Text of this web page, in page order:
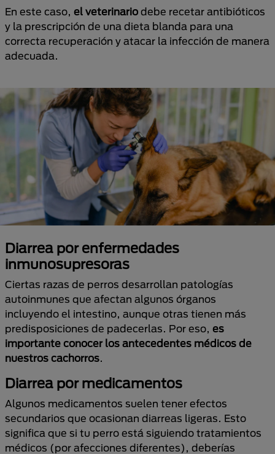
En este caso, el veterinario debe recetar antibióticos
y la prescripción de una dieta blanda para una
correcta recuperación y atacar la infección de manera
adecuada.
Diarrea por enfermedades
inmunosupresoras
Ciertas razas de perros desarrollan patologías
autoinmunes que afectan algunos órganos
incluyendo el intestino, aunque otras tienen más
predisposiciones de padecerlas. Por eso, es
importante conocer los antecedentes médicos de
nuestros cachorros.
Diarrea por medicamentos
Algunos medicamentos suelen tener efectos
secundarios que ocasionan diarreas ligeras. Esto
significa que si tu perro está siguiendo tratamientos
médicos (por afecciones diferentes), deberías